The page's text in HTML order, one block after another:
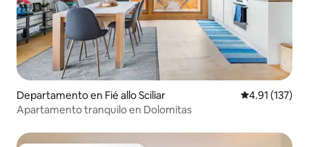
Departamento en Fié allo Sciliar Calificación
4.91 (137)
Apartamento tranquilo en Dolomitas